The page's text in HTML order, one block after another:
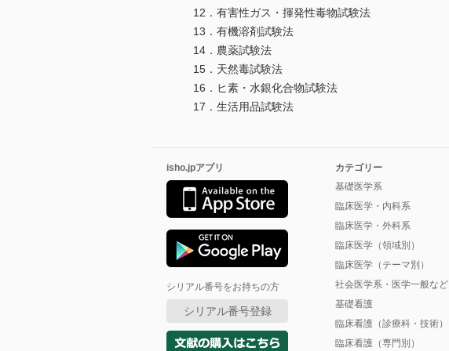
12．有害性ガス・揮発性毒物試験法
13．有機溶剤試験法
14．農薬試験法
15．天然毒試験法
16．ヒ素・水銀化合物試験法
17．生活用品試験法
isho.jpアプリ
シリアル番号をお持ちの方
シリアル番号登録
カテゴリー
基礎医学系
臨床医学・内科系
臨床医学・外科系
臨床医学（領域別）
臨床医学（テーマ別）
社会医学系・医学一般など
基礎看護
臨床看護（診療科・技術）
臨床看護（専門別）